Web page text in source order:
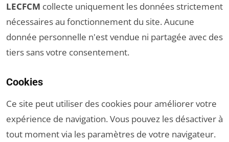
LECFCM collecte uniquement les données strictement
nécessaires au fonctionnement du site. Aucune
donnée personnelle n'est vendue ni partagée avec des
tiers sans votre consentement.
Cookies
Ce site peut utiliser des cookies pour améliorer votre
expérience de navigation. Vous pouvez les désactiver à
tout moment via les paramètres de votre navigateur.